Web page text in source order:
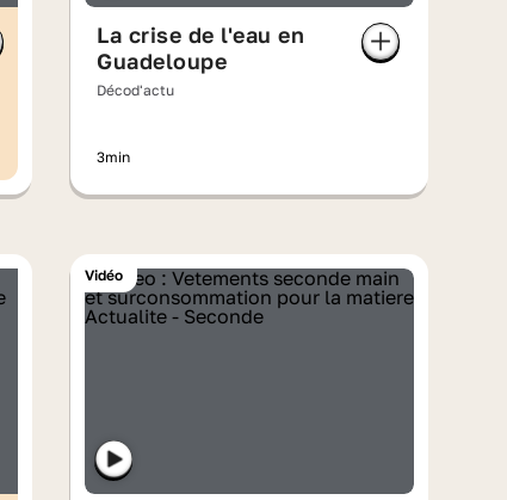
La crise de l'eau en
Guadeloupe
Décod'actu
3min
Vidéo